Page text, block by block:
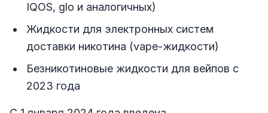
IQOS, glo и аналогичных)
Жидкости для электронных систем
доставки никотина (vape-жидкости)
Безникотиновые жидкости для вейпов с
2023 года